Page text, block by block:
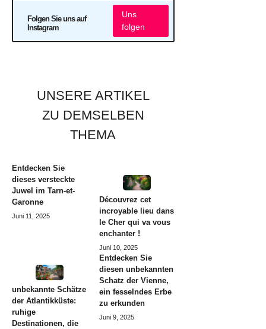
Folgen Sie uns auf
Instagram
Uns
folgen
UNSERE ARTIKEL
ZU DEMSELBEN
THEMA
Entdecken Sie
dieses versteckte
Juwel im Tarn-et-
Garonne
Juni 11, 2025
Découvrez cet
incroyable lieu dans
le Cher qui va vous
enchanter !
Juni 10, 2025
unbekannte Schätze
der Atlantikküste:
ruhige
Destinationen, die
Entdecken Sie
diesen unbekannten
Schatz der Vienne,
ein fesselndes Erbe
zu erkunden
Juni 9, 2025